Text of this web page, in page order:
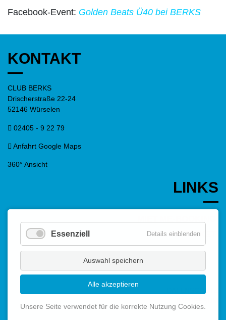
Facebook-Event: Golden Beats Ü40 bei BERKS
KONTAKT
CLUB BERKS
Drischerstraße 22-24
52146 Würselen
02405 - 9 22 79
Anfahrt Google Maps
360° Ansicht
LINKS
ONLINE-TICKET
Essenziell Details einblenden
Auswahl speichern
Alle akzeptieren
Unsere Seite verwendet für die korrekte Nutzung Cookies.